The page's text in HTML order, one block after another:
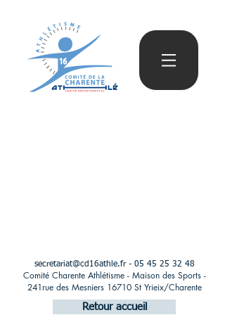
secretariat@cd16athle.fr- 05 45 25 32 48
Comité Charente Athlétisme - Maison des Sports -
241rue des Mesniers 16710 St Yrieix/Charente
Retour accueil